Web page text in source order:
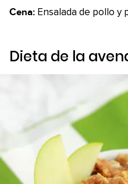
Cena: Ensalada de pollo y
Dieta de la